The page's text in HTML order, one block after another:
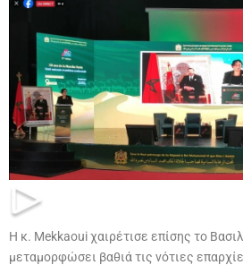
Η κ. Mekkaoui χαιρέτισε επίσης το
μεταμορφώσει βαθιά τις νότιες